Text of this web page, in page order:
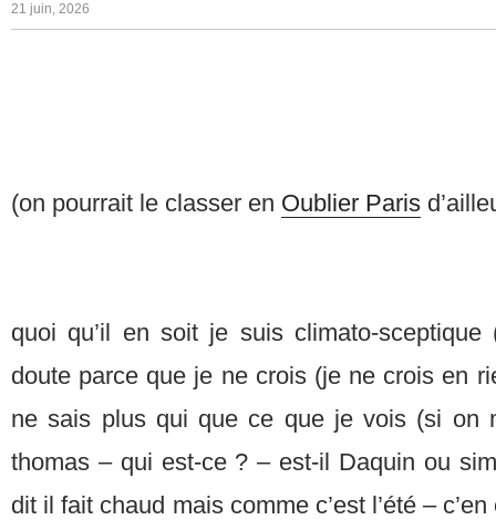
21 juin, 2026
(on pourrait le classer en Oublier Paris
quoi qu’il en soit je suis climato-sceptique
doute parce que je ne crois (je ne crois en
ne sais plus qui que ce que je vois (si on
thomas – qui est-ce ? – est-il Daquin ou
dit il fait chaud mais comme c’est l’été –